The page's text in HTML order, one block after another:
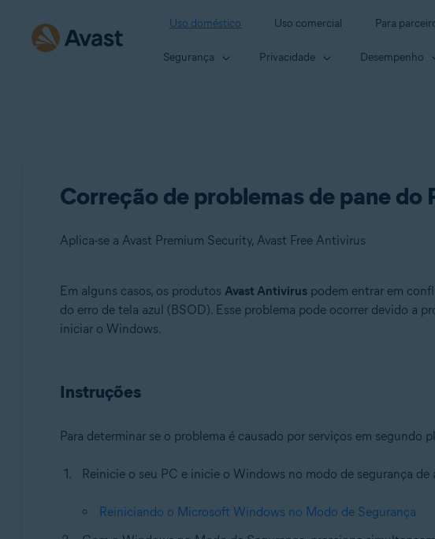
Uso doméstico Uso comercial Para
Segurança Privacidade Desempenho
Correção de problemas de pane do
Aplica-se a Avast Premium Security, Avast Free Antivirus
Produtos:
Avast Premium Security 22.x
Sistemas operacionais:
Microsoft Windows 8.1 / Pro / Enterprise - 32 / 64-bit
Microsoft Windows 7 Home Basic/Home Premium/Professional/
Em alguns casos, os produtos Avast Antiviruspodem entrar em
do erro de tela azul (BSOD). Esse problema pode ocorrer devido a
iniciar o Windows.
Instruções
Para determinar se o problema é causado por serviços em segundo
Reinicie o seu PC e inicie o Windows no modo de segurança
Reiniciando o Microsoft Windows no Modo de Segurança